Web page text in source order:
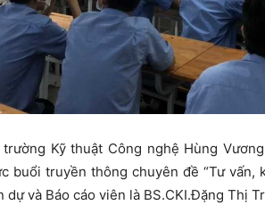
Kỹ thuật Công nghệ Hùng
buổi truyền thông chuyên đề “Tư
dự và Báo cáo viên là BS.CKI.Đặng Thị